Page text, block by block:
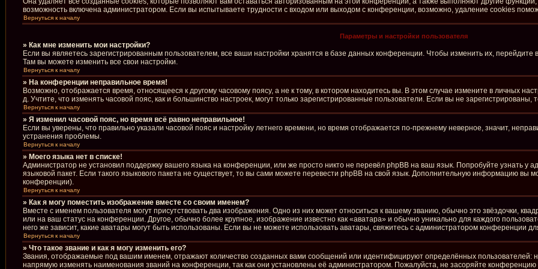
возможность включена администратором. Если вы испытываете трудности с входом или выходом с конференции, возможно, удаление cookies
Вернуться к началу
Параметры и настройки пользователя
» Как мне изменить мои настройки?
Если вы являетесь зарегистрированным пользователем, все ваши настройки хранятся в базе данных конференции. Чтобы изменить их, перейдите
Там вы можете изменить все свои настройки.
Вернуться к началу
» На конференции неправильное время!
Возможно, отображается время, относящееся к другому часовому поясу, а не к тому, в котором находитесь вы. В этом случае измените в личных
д. Учтите, что изменять часовой пояс, как и большинство настроек, могут только зарегистрированные пользователи. Если вы не зарегистрированы,
Вернуться к началу
» Я изменил часовой пояс, но время всё равно неправильное!
Если вы уверены, что правильно указали часовой пояс и настройку летнего времени, но время отображается по-прежнему неверное, значит,
устранения проблемы.
Вернуться к началу
» Моего языка нет в списке!
Администратор не установил поддержку вашего языка на конференции, или же просто никто не перевёл phpBB на ваш язык. Попробуйте узнать у
языковой пакет. Если такого языкового пакета не существует, то вы сами можете перевести phpBB на свой язык. Дополнительную информацию вы
конференции).
Вернуться к началу
» Как я могу поместить изображение вместе со своим именем?
Вместе с именем пользователя могут присутствовать два изображения. Одно из них может относиться к вашему званию, обычно это звёздочки,
или на ваш статус на конференции. Другое, обычно более крупное, изображение известно как «аватара» и обычно уникально для каждого
него же зависит, какие аватары могут быть использованы. Если вы не можете использовать аватары, свяжитесь с администратором конференции
Вернуться к началу
» Что такое звание и как я могу изменить его?
Звания, отображаемые под вашим именем, отражают количество созданных вами сообщений или идентифицируют определённых
напрямую изменять наименования званий на конференции, так как они установлены её администратором. Пожалуйста, не засоряйте